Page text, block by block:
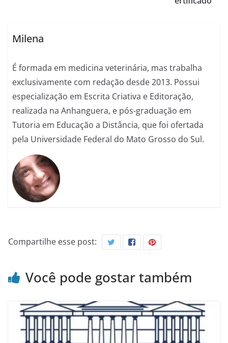
Milena
É formada em medicina veterinária, mas trabalha
exclusivamente com redação desde 2013. Possui
especialização em Escrita Criativa e Editoração,
realizada na Anhanguera, e pós-graduação em
Tutoria em Educação a Distância, que foi ofertada
pela Universidade Federal do Mato Grosso do Sul.
Compartilhe esse post:
Você pode gostar também